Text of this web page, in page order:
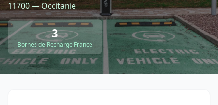
11700 — Occitanie
3
Bornes de Recharge France